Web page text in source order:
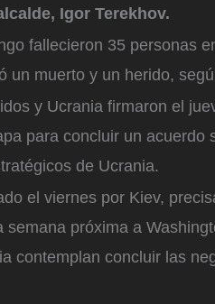
Igor Terekhov.
fallecieron 35 personas
un muerto y un herido,
y Ucrania firmaron el
para concluir un
de Ucrania.
el viernes por Kiev,
semana próxima a
contemplan concluir las